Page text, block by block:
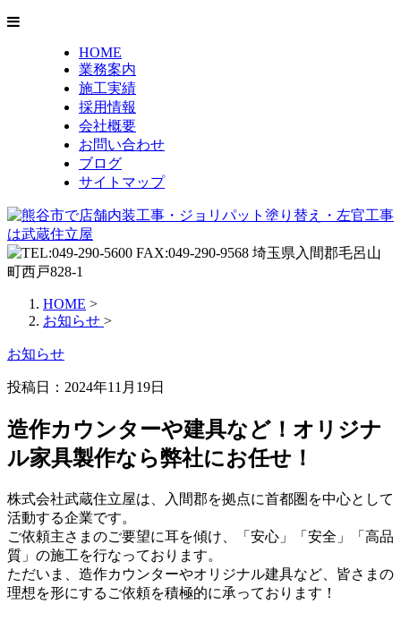
HOME
業務案内
施工実績
採用情報
会社概要
お問い合わせ
ブログ
サイトマップ
HOME >
お知らせ >
お知らせ
投稿日：2024年11月19日
造作カウンターや建具など！オリジナ
ル家具製作なら弊社にお任せ！
株式会社武蔵住立屋は、入間郡を拠点に首都圏を中心として
活動する企業です。
ご依頼主さまのご要望に耳を傾け、「安心」「安全」「高品
質」の施工を行なっております。
ただいま、造作カウンターやオリジナル建具など、皆さまの
理想を形にするご依頼を積極的に承っております！